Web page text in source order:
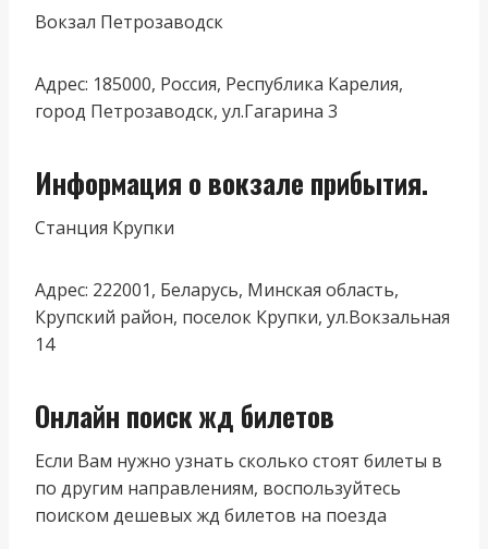
Вокзал Петрозаводск
Адрес: 185000, Россия, Республика Карелия,
город Петрозаводск, ул.Гагарина 3
Информация о вокзале прибытия.
Станция Крупки
Адрес: 222001, Беларусь, Минская область,
Крупский район, поселок Крупки, ул.Вокзальная
14
Онлайн поиск жд билетов
Если Вам нужно узнать сколько стоят билеты в
по другим направлениям, воспользуйтесь
поиском дешевых жд билетов на поезда